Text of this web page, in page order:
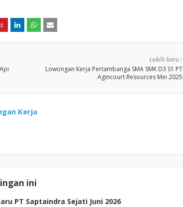
Lebih baru
Lowongan Kerja Pertambanga SMA SMK D3 S1 PT
Agincourt Resources Mei 2025
Kerja
ini
PT Saptaindra Sejati Juni 2026